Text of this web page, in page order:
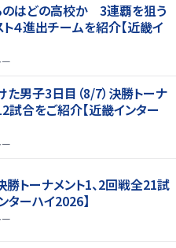
のはどの高校か 3連覇を狙う
４進出チームを紹介【近畿イ
男子3日目（8/7）決勝トーナ
試合をご紹介【近畿インター
勝トーナメント1、2回戦全21試
ターハイ2026】